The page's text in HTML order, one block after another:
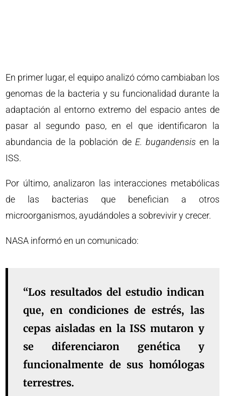
En primer lugar, el equipo analizó cómo cambiaban los
genomas de la bacteria y su funcionalidad durante la
adaptación al entorno extremo del espacio antes de
pasar al segundo paso, en el que identificaron la
abundancia de la población de E. bugandensis en la
ISS.
Por último, analizaron las interacciones metabólicas
de las bacterias que benefician a otros
microorganismos, ayudándoles a sobrevivir y crecer.
NASA informó en un comunicado:
“Los resultados del estudio indican
que, en condiciones de estrés, las
cepas aisladas en la ISS mutaron y
se diferenciaron genética y
funcionalmente de sus homólogas
terrestres.